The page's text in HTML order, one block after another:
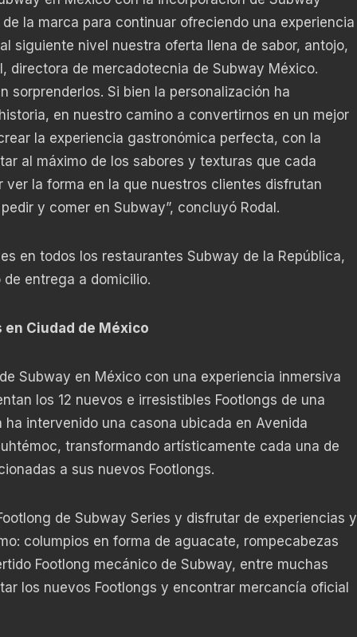
la marca para continuar ofreciendo una experiencia
siguiente nivel nuestra oferta llena de sabor, antojo,
directora de mercadotecnia de Subway México.
sorprenderlos. Si bien la personalización ha
en nuestro camino a convertirnos en un mejor
la experiencia gastronómica perfecta, con la
al máximo de los sabores y texturas que cada
ver la forma en la que nuestros clientes disfrutan
y comer en Subway”, concluyó Rodal.
en todos los restaurantes Subway de la República,
entrega a domicilio.
en Ciudad de México
Subway en México con una experiencia inmersiva
los 12 nuevos e irresistibles Footlongs de una
intervenido una casona ubicada en Avenida
transformando artísticamente cada una de
a sus nuevos Footlongs.
de Subway Series y disfrutar de experiencias y
columpios en forma de aguacate, rompecabezas
Footlong mecánico de Subway, entre muchas
los nuevos Footlongs y encontrar mercancía oficial